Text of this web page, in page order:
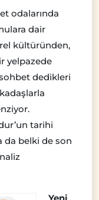
odalarında
dair
kültüründen,
yelpazede
dedikleri
tarihi
da belki de son